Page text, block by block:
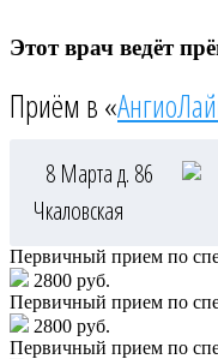
Этот врач ведёт
Приём в «
8 Марта д. 86
Чкаловская
Первичный прием по
2800 руб.
Первичный прием по
2800 руб.
Первичный прием по